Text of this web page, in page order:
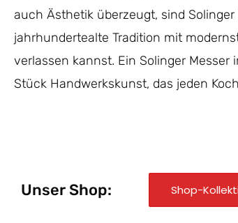
auch Ästhetik überzeugt, sind
jahrhundertealte Tradition mit
verlassen kannst. Ein Solinger
Stück Handwerkskunst, das jeden
Unser Shop: Shop-